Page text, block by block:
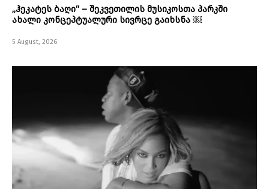
„ჰეკატეს ბაღი“ – შეკვეთილის მუსიკოსთა პარკში
ახალი კონცეპტუალური სივრცე გაიხსნა ￼
5 August, 2026